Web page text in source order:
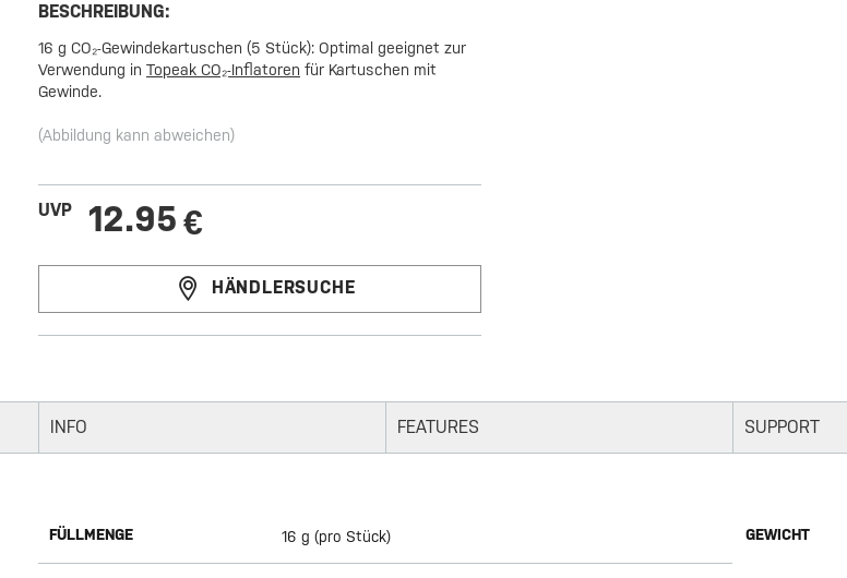
BESCHREIBUNG:
16 g CO₂-Gewindekartuschen (5 Stück): Optimal geeignet zur
Verwendung in Topeak CO₂-Inflatoren für Kartuschen mit
Gewinde.
(Abbildung kann abweichen)
UVP 12.95€
HÄNDLERSUCHE
INFO FEATURES SUPPORT
FÜLLMENGE 16 g (pro Stück) GEWICHT